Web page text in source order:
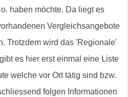
haben möchte. Da liegt es
Vergleichsangebote
Trotzdem wird das 'Regionale'
es hier erst einmal eine Liste
welche vor Ort tätig sind bzw.
folgen Informationen